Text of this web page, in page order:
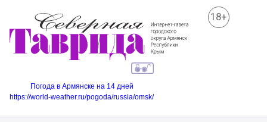
18+
Погода в Армянске на 14 дней
https://world-weather.ru/pogoda/russia/omsk/